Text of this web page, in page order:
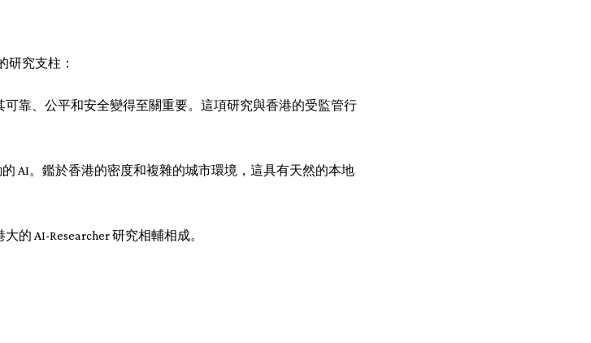
研究支柱：
靠、公平和安全變得至關重要。這項研究與香港的受監管行
AI。鑑於香港的密度和複雜的城市環境，這具有天然的本地
的 AI-Researcher 研究相輔相成。